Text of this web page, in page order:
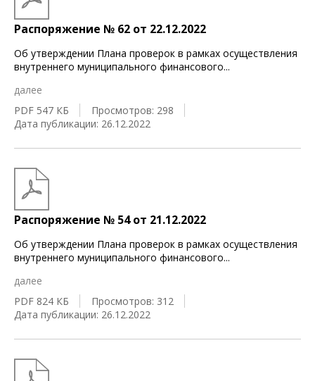
Распоряжение № 62 от 22.12.2022
Об утверждении Плана проверок в рамках осуществления
внутреннего муниципального финансового...
далее
PDF 547 КБ
Просмотров: 298
Дата публикации: 26.12.2022
Распоряжение № 54 от 21.12.2022
Об утверждении Плана проверок в рамках осуществления
внутреннего муниципального финансового...
далее
PDF 824 КБ
Просмотров: 312
Дата публикации: 26.12.2022